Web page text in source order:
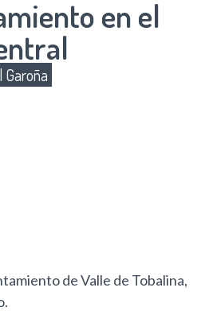
en el
| Garoña
de Valle de Tobalina,